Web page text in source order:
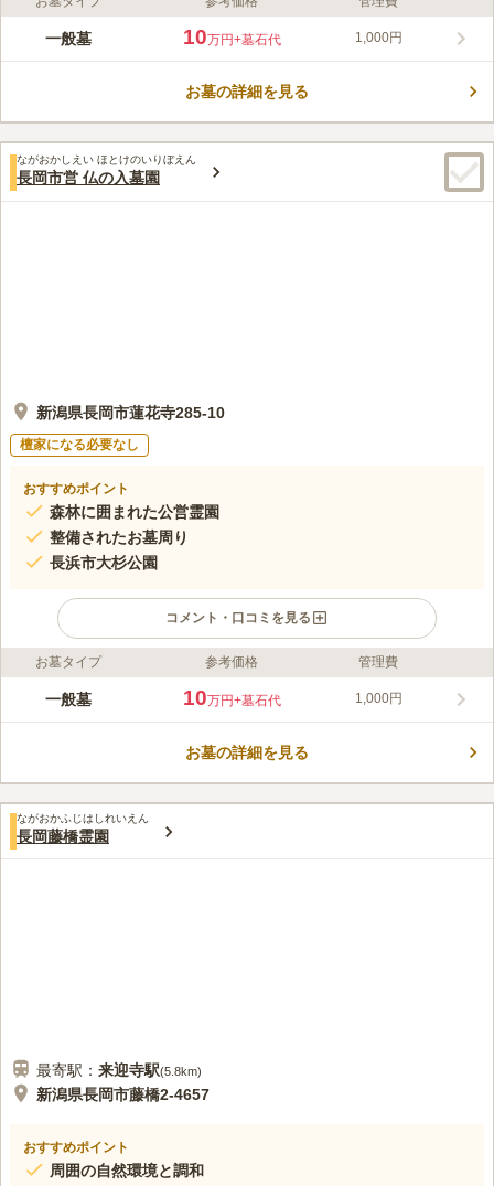
ライフドット編集部のコメント
緑豊かな自然が溢れる環境の中に位置するお墓で、長岡市が管理
万円、年間管理費1000円という価格で、将来子どもに負担をか
口コミ評価
この霊園はまだ誰からも評価されていません。
一般墓 10万円+墓石代 1,000円
お墓の詳細を見る
ながおかしえい ほとけのいりぼえん
長岡市営 仏の入墓園
新潟県長岡市蓮花寺285-10
檀家になる必要なし
おすすめポイント
森林に囲まれた公営霊園
整備されたお墓周り
長浜市大杉公園
コメント・口コミを見る
ライフドット編集部のコメント
自然豊かな環境にあるお墓で、長岡市が管理している公営の霊園
な声が聞こえ故人もさみしくなることもなく安心です。 お墓周
口コミ評価
この霊園はまだ誰からも評価されていません。
お墓タイプ 参考価格 管理費
一般墓 10万円+墓石代 1,000円
お墓の詳細を見る
ながおかふじはしれいえん
長岡藤橋霊園
最寄駅： 来迎寺駅(5.8km)
新潟県長岡市藤橋2-4657
おすすめポイント
周囲の自然環境と調和